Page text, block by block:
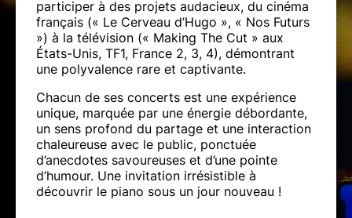
participer à des projets audacieux, du cinéma
français (« Le Cerveau d’Hugo », « Nos Futurs
») à la télévision (« Making The Cut » aux
États-Unis, TF1, France 2, 3, 4), démontrant
une polyvalence rare et captivante.
Chacun de ses concerts est une expérience
unique, marquée par une énergie débordante,
un sens profond du partage et une interaction
chaleureuse avec le public, ponctuée
d’anecdotes savoureuses et d’une pointe
d’humour. Une invitation irrésistible à
découvrir le piano sous un jour nouveau !